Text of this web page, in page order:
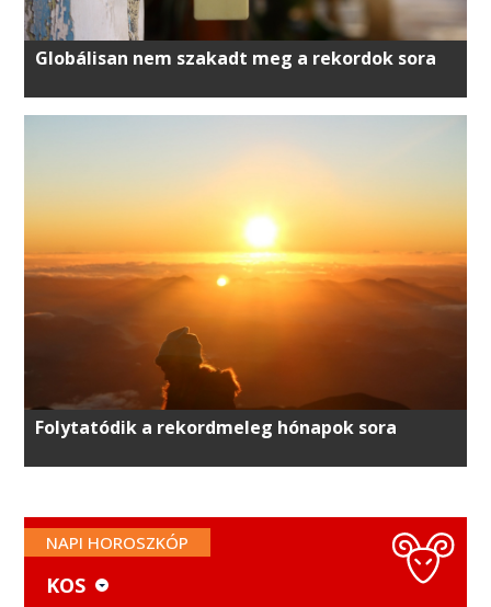
Globálisan nem szakadt meg a rekordok sora
Folytatódik a rekordmeleg hónapok sora
NAPI HOROSZKÓP
KOS
KOS